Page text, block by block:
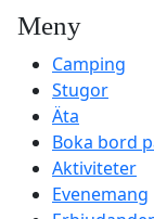
Meny
Camping
Stugor
Äta
Boka bord
Aktiviteter
Evenemang